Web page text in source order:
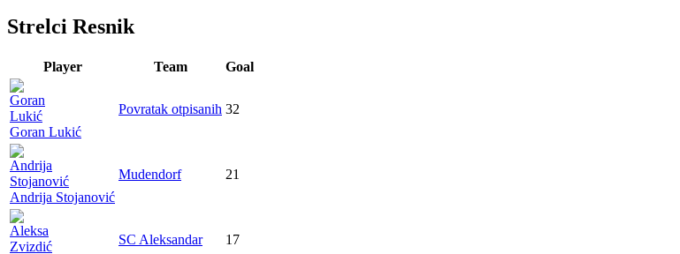
Strelci Resnik
Player Team Goal
Goran Lukić
Povratak otpisanih 32
Andrija Stojanović
Mudendorf 21
SC Aleksandar 17